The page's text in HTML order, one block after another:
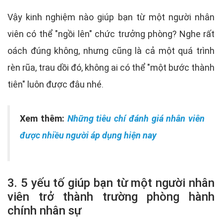
Vậy kinh nghiệm nào giúp bạn từ một người nhân
viên có thể "ngồi lên" chức trưởng phòng? Nghe rất
oách đúng không, nhưng cũng là cả một quá trình
rèn rũa, trau dồi đó, không ai có thể "một bước thành
tiên" luôn được đâu nhé.
Xem thêm: Những tiêu chí đánh giá nhân viên
được nhiều người áp dụng hiện nay
3. 5 yếu tố giúp bạn từ một người nhân
viên trở thành trường phòng hành
chính nhân sự